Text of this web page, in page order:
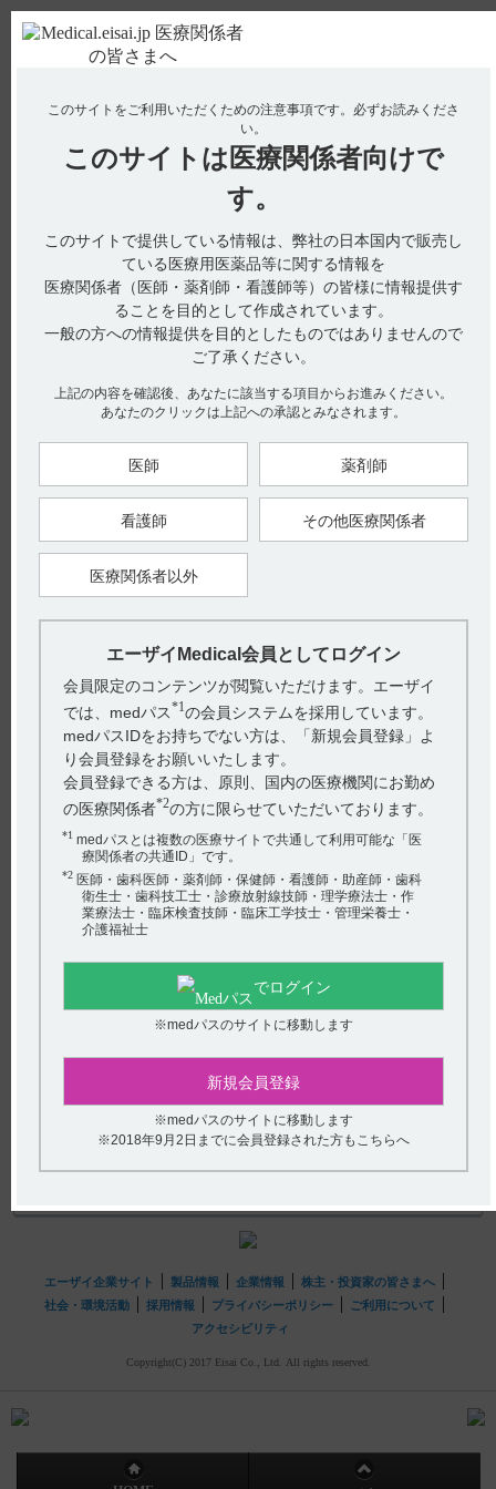
使用期限検索 Drug Information
No : 3089
【メチコバール・注射】 着色剤は使用している
【メチコバール・注射】
着色剤は使用しているか教えてください。
メチコバール注射液には着色料は使用していません。
3．1 組成（引用1）
1）メチコバール注射液500μg電子添文 2023年4月改訂（第1
版） 3．組成・性状 3．1組成
【更新年月】
2024年11月
戻る
関連するQ&A
【レケンビ】 有効性、安全性は年齢の影響を受けます
か？
【スピロピタン】 副作用について教えてください。
【サイレース・注射】 授乳婦への投与に関する注意事項
について教えてください。
て教えてください。
【メチコバール・錠・細粒】 発現率の高い主な副作用を
(選択してください)
このサイトをご利用いただくための注意事項です。 必ずお読みくださ
い。
このサイトは 医療関係者向けで
す。
このサイトで提供している情報は、弊社の日本国内で販売し
ている医療用医薬品等に関する情報を
医療関係者（医師・薬剤師・看護師等）の皆様に情報提供す
ることを目的として作成されています。
一般の方への情報提供を目的としたものではありませんので
ご了承ください。
上記の内容を確認後、あなたに該当する項目からお進みください。
あなたのクリックは上記への承認とみなされます。
医師 薬剤師
看護師 その他医療関係者
医療関係者以外
エーザイMedical会員としてログイン
会員限定のコンテンツが閲覧いただけます。エーザイ
では、medパス*1の会員システムを採用しています。
medパスIDをお持ちでない方は、「新規会員登録」よ
り会員登録をお願いいたします。
会員登録できる方は、原則、国内の医療機関にお勤め
の医療関係者*2の方に限らせていただいております。
*1 medパスとは複数の医療サイトで共通して利用可能な「医
療関係者の共通ID」です。
*2 医師・歯科医師・薬剤師・保健師・看護師・助産師・歯科
衛生士・歯科技工士・診療放射線技師・理学療法士・作
業療法士・臨床検査技師・臨床工学技士・管理栄養士・
介護福祉士
でログイン
※medパスのサイトに移動します
新規会員登録
※medパスのサイトに移動します
※2018年9月2日までに会員登録された方もこちらへ
(平日9時〜18時 土日・祝日9時〜17時)
エーザイ企業サイト 製品情報 企業情報
株主・投資家の皆さまへ
社会・環境活動
採用情報 プライバシーポリシー
ご利用について
アクセシビリティ
Copyright(C) 2017 Eisai Co., Ltd. All rights reserved.